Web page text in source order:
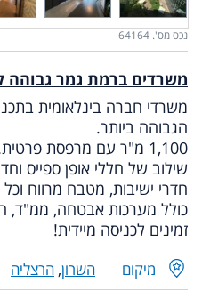
נכס מס'. 64164
משרדים ברמת גמר גבוהה
משרדי חברה בינלאומית
הגבוהה ביותר.
1,100 מ"ר עם מרפסת פרטית.
חדרי ישיבות, מטבח מרווח
כולל מערכות אבטחה, ממ"ד,
זמינים לכניסה מיידית!
מיקום השרון, הרצליה